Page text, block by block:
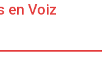
en Voiz